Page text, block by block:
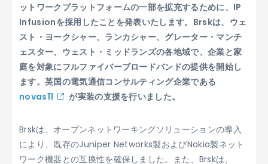
ットワークプラットフォームの一部を拡充するために、IP
Infusionを採用したことを発表いたします。Brskは、ウェ
スト・ヨークシャー、ランカシャー、グレーター・マンチ
ェスター、ウェスト・ミッドランズの各地域で、企業と家
庭を対象にフルファイバーブロードバンドの提供を開始し
ます。英国の電気通信コンサルティング企業である
novas11
が実装の支援を行いました。
Brskは、オープンネットワーキングソリューションの導入
により、既存のJuniper Networks製およびNokia製ネット
ワーク機器との互換性を確保しました。また、Brskは、